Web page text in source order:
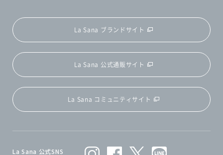
La Sana ブランドサイト
La Sana 公式通販サイト
La Sana コミュニティサイト
La Sana 公式SNS